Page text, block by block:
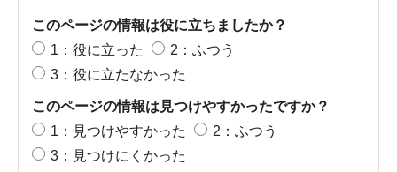
このページの情報は役に立ちましたか？
1：役に立った
2：ふつう
3：役に立たなかった
このページの情報は見つけやすかったですか？
1：見つけやすかった
2：ふつう
3：見つけにくかった